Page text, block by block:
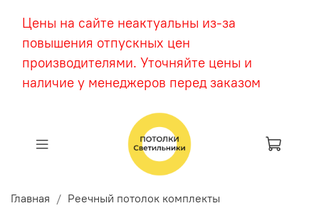
Цены на сайте неактуальны из-за
повышения отпускных цен
производителями. Уточняйте цены и
наличие у менеджеров перед заказом
Главная Реечный потолок комплекты